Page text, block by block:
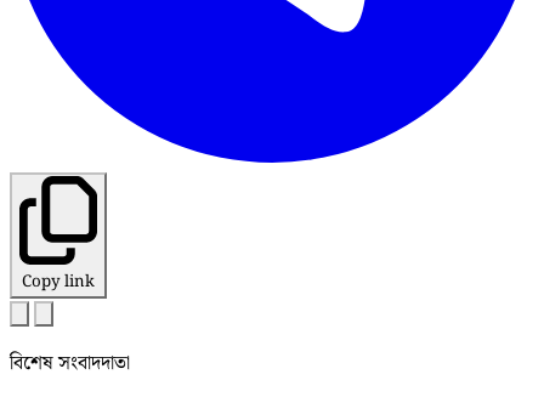
Copy link
বিশেষ সংবাদদাতা